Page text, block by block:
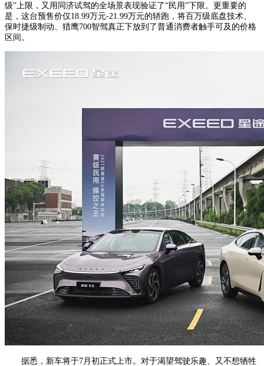
级”上限，又用同济试驾的全场景表现验证了“民用”下限。更重要的
是，这台预售价仅18.99万元-21.99万元的轿跑，将百万级底盘技术、
保时捷级制动、猎鹰700智驾真正下放到了普通消费者触手可及的价格
区间。
据悉，新车将于7月初正式上市。对于渴望驾驶乐趣、又不想牺牲